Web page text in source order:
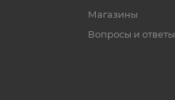
Магазины
Вопросы и ответы